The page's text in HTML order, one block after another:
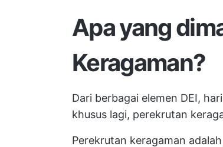
Apa yang
Keragaman?
Dari berbagai elemen DEI,
khusus lagi, perekrutan
Perekrutan keragaman